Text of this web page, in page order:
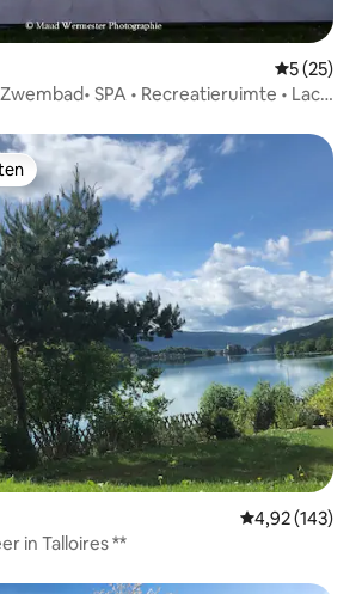
5 (25)
SPA • Recreatieruimte • Lac
Gemiddelde
4,92 (143)
in Talloires **